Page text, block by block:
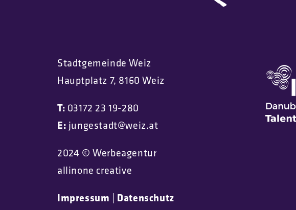
Stadtgemeinde Weiz
Hauptplatz 7, 8160 Weiz
T: 03172 23 19-280
E: jungestadt@weiz.at
2024 © Werbeagentur
allinone creative
Impressum | Datenschutz